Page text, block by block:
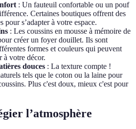
: Un fauteuil confortable ou un pouf
Certaines boutiques offrent des
pour s’adapter à votre espace.
: Les coussins en mousse à mémoire de
créer un foyer douillet. Ils sont
formes et couleurs qui peuvent
à votre décor.
douces : La texture compte !
tels que le coton ou la laine pour
Plus c'est doux, mieux c'est pour
l’atmosphère